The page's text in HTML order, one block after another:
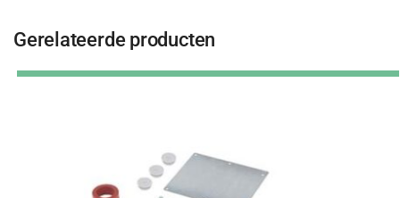
Gerelateerde producten